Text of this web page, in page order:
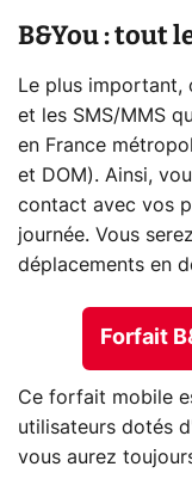
B&You : tout
Le plus important,
et les SMS/MMS
en France
et DOM). Ainsi,
contact avec vos
journée. Vous
déplacements en
Forfait
Ce forfait mobile
utilisateurs dotés
vous aurez